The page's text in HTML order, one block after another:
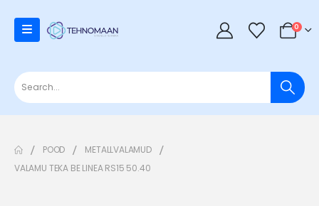
0
POOD
METALLVALAMUD
VALAMU TEKA BE LINEA RS15 50.40